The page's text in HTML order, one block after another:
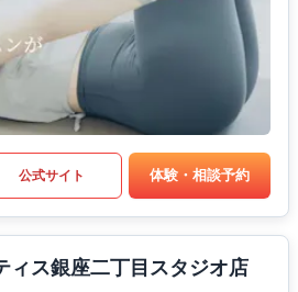
公式サイト 体験・相談予約
ィス銀座二丁目スタジオ店